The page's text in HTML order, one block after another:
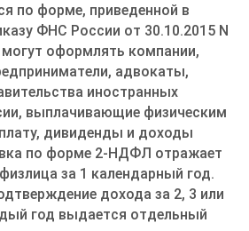
по форме, приведенной в
ФНС России от 30.10.2015 N
оформлять компании,
адвокаты,
иностранных
выплачивающие физическим
дивиденды и доходы
по форме 2-НДФЛ отражает
за 1 календарный год.
дохода за 2, 3 или
год выдается отдельный